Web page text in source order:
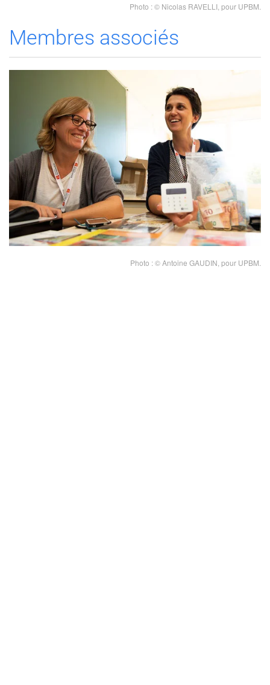
Photo : © Nicolas RAVELLI, pour UPBM.
Membres associés
CONTACTER LES ASSOCIÉS
Photo : © Antoine GAUDIN, pour UPBM.